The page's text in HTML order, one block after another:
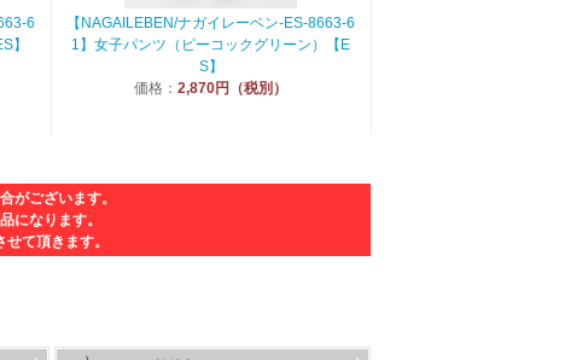
6
】
【NAGAILEBEN/ナガイレーベン-ES-8663-6
1】女子パンツ（ピーコックグリーン）【E
S】
価格： 2,870円（税別）
がございます。
になります。
て頂きます。